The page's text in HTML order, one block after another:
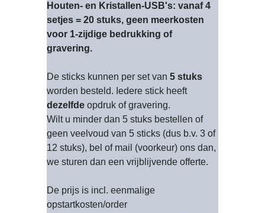
Houten- en Kristallen-USB's: vanaf 4
setjes = 20 stuks, geen meerkosten
voor 1-zijdige bedrukking of
gravering.
De sticks kunnen per set van 5 stuks
worden besteld. Iedere stick heeft
dezelfde opdruk of gravering.
Wilt u minder dan 5 stuks bestellen of
geen veelvoud van 5 sticks (dus b.v. 3 of
12 stuks), bel of mail (voorkeur) ons dan,
we sturen dan een vrijblijvende offerte.
De prijs is incl. eenmalige
opstartkosten/order